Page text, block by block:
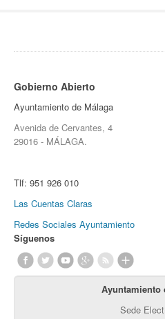
Gobierno Abierto
Ayuntamiento de Málaga
Avenida de Cervantes, 4
29016 - MÁLAGA.
Tlf: 951 926 010
Las Cuentas Claras
Redes Sociales Ayuntamiento
Síguenos
Ayuntamiento
Sede